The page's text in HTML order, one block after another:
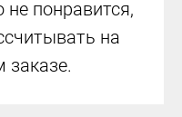
понравится,
на
заказе.